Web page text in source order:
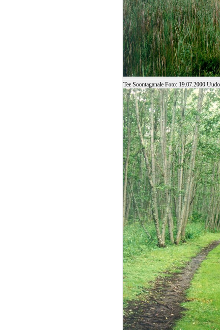
Tee Soontaganale Foto: 19.07.2000